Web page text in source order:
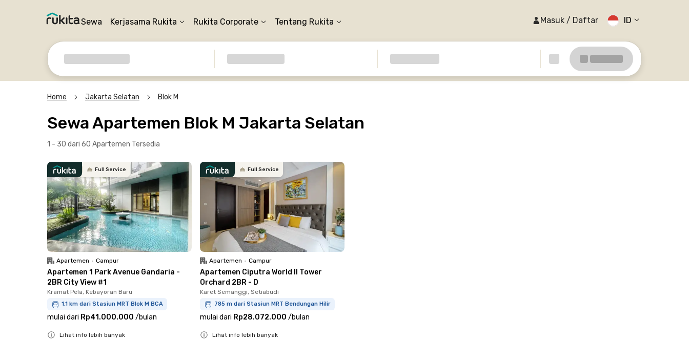
Sewa Kerjasama Rukita Rukita Corporate Tentang Rukita Masuk / Daftar ID
Home Jakarta Selatan Blok M
Sewa Apartemen Blok M Jakarta Selatan
1 - 30 dari 60 Apartemen Tersedia
Full Service
Apartemen • Campur
Apartemen 1 Park Avenue Gandaria -
2BR City View #1
Kramat Pela, Kebayoran Baru
1.1 km dari Stasiun MRT Blok M BCA
mulai dari Rp41.000.000 /bulan
Lihat info lebih banyak
Full Service
Apartemen • Campur
Apartemen Ciputra World II Tower
Orchard 2BR - D
Karet Semanggi, Setiabudi
785 m dari Stasiun MRT Bendungan Hilir
mulai dari Rp28.072.000 /bulan
Lihat info lebih banyak